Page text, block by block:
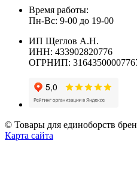
Время работы:
Пн-Вс: 9-00 до 19-00
ИП Щеглов А.Н.
ИНН: 433902820776
ОГРНИП:
© Товары для единоборств
Карта сайта